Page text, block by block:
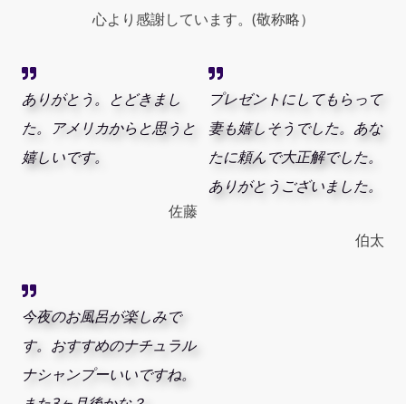
心より感謝しています。(敬称略）
ありがとう。とどきまし
た。アメリカからと思うと
嬉しいです。
佐藤
プレゼントにしてもらって
妻も嬉しそうでした。あな
たに頼んで大正解でした。
ありがとうございました。
伯太
今夜のお風呂が楽しみで
す。おすすめのナチュラル
ナシャンプーいいですね。